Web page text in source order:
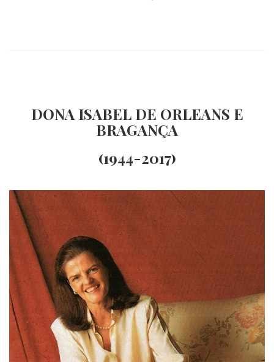
DONA ISABEL DE ORLEANS E
BRAGANÇA
(1944-2017)